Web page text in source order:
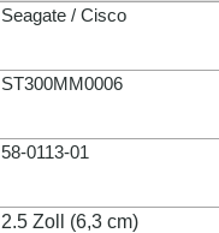
Seagate / Cisco
ST300MM0006
58-0113-01
2.5 Zoll (6,3 cm)